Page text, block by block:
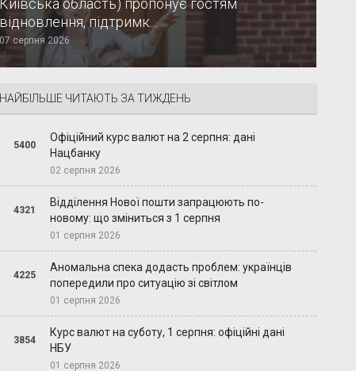
Київська область) пропонує гостям
відновлення, підтримк...
07 серпня 2026
НАЙБІЛЬШЕ ЧИТАЮТЬ ЗА ТИЖДЕНЬ
5400
Офіційний курс валют на 2 серпня: дані
Нацбанку
02 серпня 2026
4321
Відділення Нової пошти запрацюють по-
новому: що зміниться з 1 серпня
01 серпня 2026
4225
Аномальна спека додасть проблем: українців
попередили про ситуацію зі світлом
01 серпня 2026
3854
Курс валют на суботу, 1 серпня: офіційні дані
НБУ
01 серпня 2026